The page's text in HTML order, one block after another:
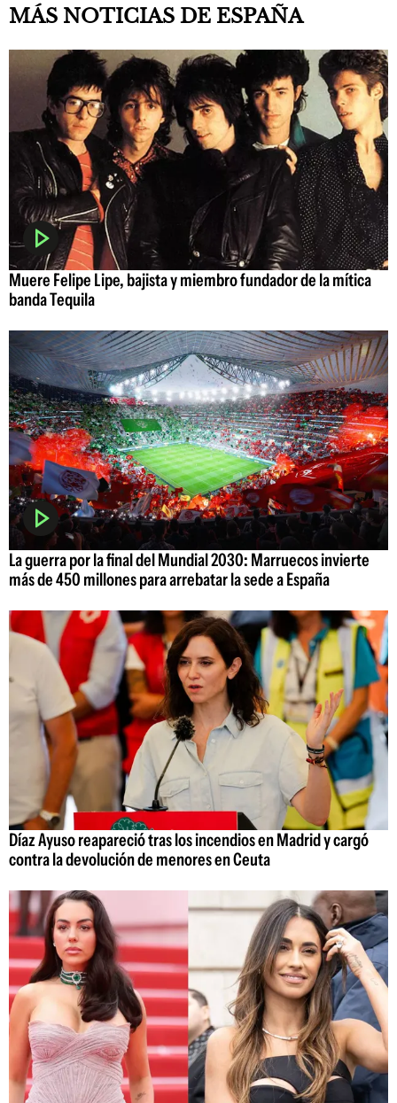
MÁS NOTICIAS DE ESPAÑA
Muere Felipe Lipe, bajista y miembro fundador de la mítica
banda Tequila
La guerra por la final del Mundial 2030: Marruecos invierte
más de 450 millones para arrebatar la sede a España
Díaz Ayuso reapareció tras los incendios en Madrid y cargó
contra la devolución de menores en Ceuta